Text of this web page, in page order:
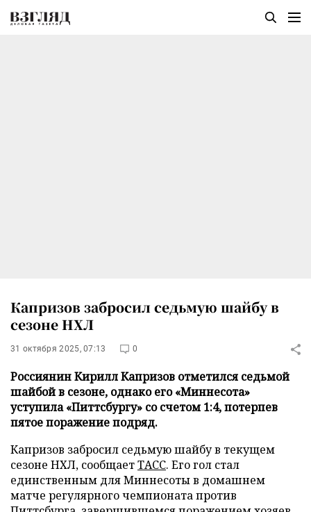
Капризов забросил седьмую шайбу в
сезоне НХЛ
31 октября 2025, 07:13 0
Россиянин Кирилл Капризов отметился седьмой
шайбой в сезоне, однако его «Миннесота»
уступила «Питтсбургу» со счетом 1:4, потерпев
пятое поражение подряд.
Капризов забросил седьмую шайбу в текущем
сезоне НХЛ, сообщаетТАСС. Его гол стал
единственным для Миннесоты в домашнем
матче регулярного чемпионата против